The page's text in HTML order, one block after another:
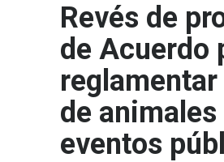
Revés de
de Acuerdo
reglamentar
de animales
eventos